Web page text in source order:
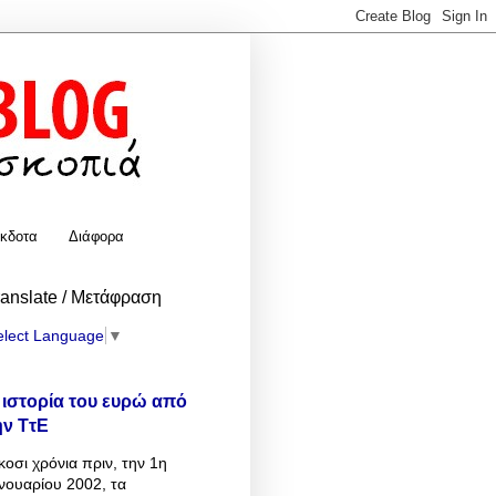
Διάφορα
/ Μετάφραση
Language ▼
του ευρώ από
ΤτΕ
χρόνια πριν, την 1η
2002, τα